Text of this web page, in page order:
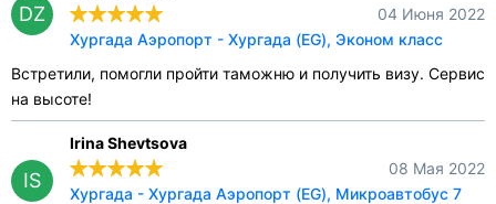
DZ
04 Июня 2022
Хургада Аэропорт - Хургада (EG), Эконом класс
Встретили, помогли пройти таможню и получить визу. Сервис
на высоте!
IS
Irina Shevtsova
08 Мая 2022
Хургада - Хургада Аэропорт (EG), Микроавтобус 7